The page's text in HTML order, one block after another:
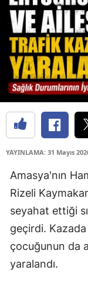
YAYINLAMA: 31 Mayıs
Amasya'nın
Rizeli
seyahat ettiği
geçirdi.
çocuğunun da
yaralandı.